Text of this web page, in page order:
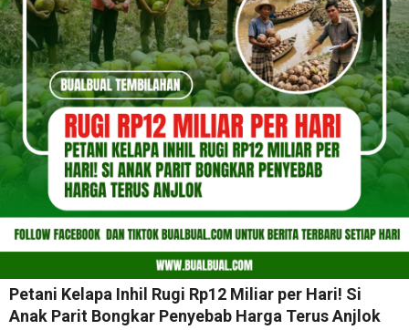
Petani Kelapa Inhil Rugi Rp12 Miliar per Hari! Si
Anak Parit Bongkar Penyebab Harga Terus Anjlok